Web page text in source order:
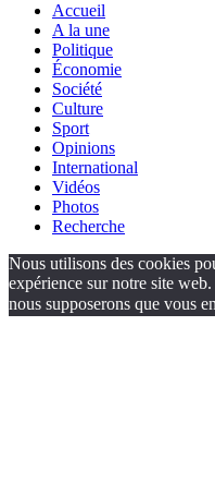
Accueil
A la une
Politique
Économie
Société
Culture
Sport
Opinions
International
Vidéos
Photos
Recherche
Nous utilisons des cookies
expérience sur notre site
nous supposerons que vous